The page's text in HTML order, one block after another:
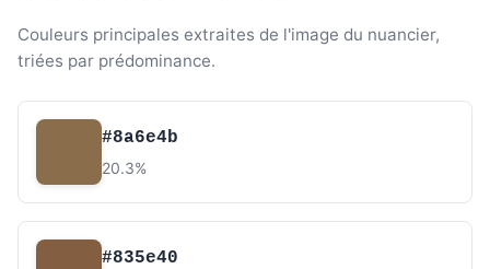
Couleurs principales extraites de l'image du nuancier,
triées par prédominance.
#8a6e4b
20.3%
#835e40